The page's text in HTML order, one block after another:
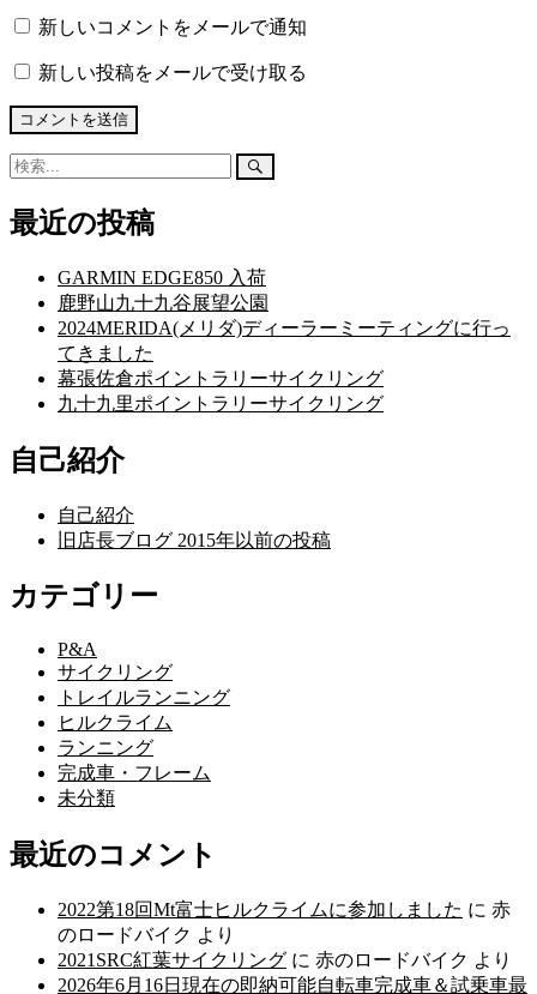
新しいコメントをメールで通知
新しい投稿をメールで受け取る
検
検
最近の投稿
GARMIN EDGE850 入荷
鹿野山九十九谷展望公園
2024MERIDA(メリダ)ディーラーミーティングに行っ
てきました
幕張佐倉ポイントラリーサイクリング
九十九里ポイントラリーサイクリング
自己紹介
自己紹介
旧店長ブログ 2015年以前の投稿
カテゴリー
P&A
サイクリング
トレイルランニング
ヒルクライム
ランニング
完成車・フレーム
未分類
最近のコメント
2022第18回Mt富士ヒルクライムに参加しました に 赤
のロードバイク より
2021SRC紅葉サイクリング に 赤のロードバイク より
2026年6月16日現在の即納可能自転車完成車＆試乗車最